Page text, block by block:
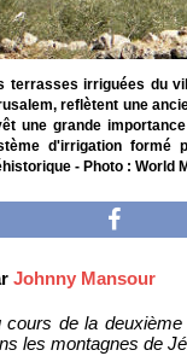
terrasses irriguées du
reflètent une
une grande
d'irrigation formé
- Photo : World
Johnny Mansour
cours de la
les montagnes de